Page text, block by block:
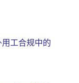
工合规中的